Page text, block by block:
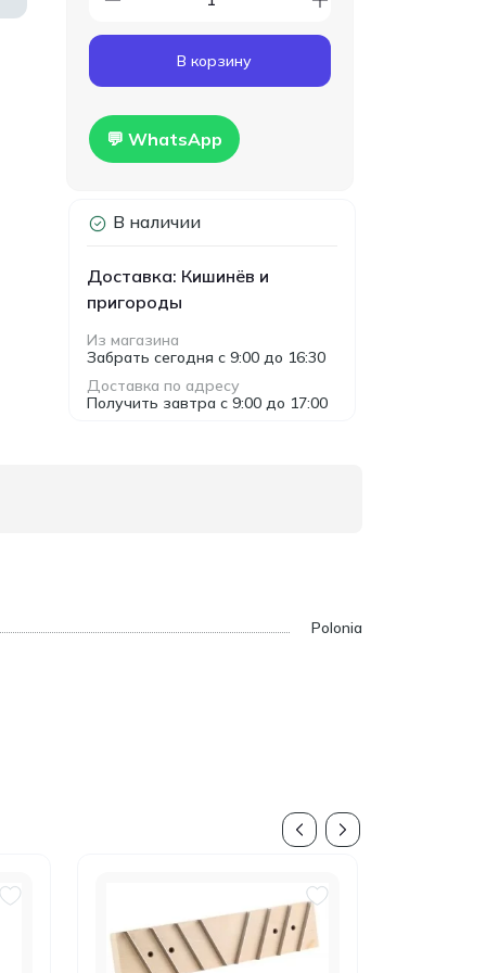
Гипсокартон
влагостойкий Knauf
1200x2500x12.5мм
160.00
MDL
В корзину
💬 WhatsApp
В наличии
Доставка: Кишинёв и
пригороды
Из магазина
Забрать сегодня с 9:00 до 16:30
Доставка по адресу
Получить завтра с 9:00 до 17:00
Polonia